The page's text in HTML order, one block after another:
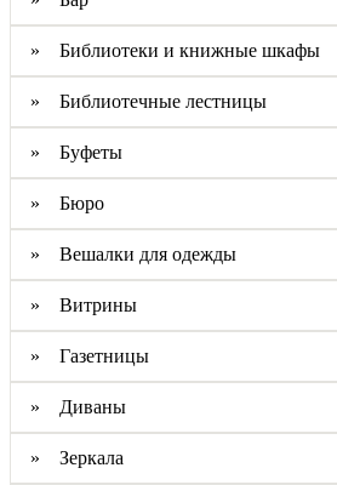
» Библиотеки и книжные шкафы
» Библиотечные лестницы
» Буфеты
» Бюро
» Вешалки для одежды
» Витрины
» Газетницы
» Диваны
» Зеркала